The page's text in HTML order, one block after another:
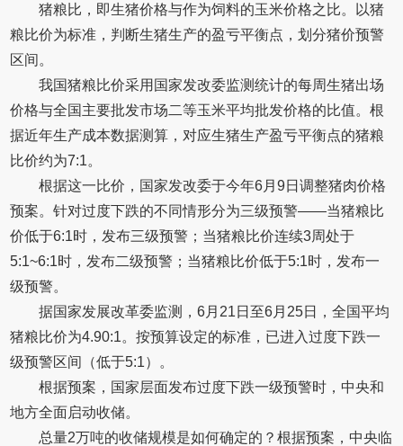
猪粮比，即生猪价格与作为饲料的玉米价格之比。以猪
粮比价为标准，判断生猪生产的盈亏平衡点，划分猪价预警
区间。
我国猪粮比价采用国家发改委监测统计的每周生猪出场
价格与全国主要批发市场二等玉米平均批发价格的比值。根
据近年生产成本数据测算，对应生猪生产盈亏平衡点的猪粮
比价约为7:1。
根据这一比价，国家发改委于今年6月9日调整猪肉价格
预案。针对过度下跌的不同情形分为三级预警——当猪粮比
价低于6:1时，发布三级预警；当猪粮比价连续3周处于
5:1~6:1时，发布二级预警；当猪粮比价低于5:1时，发布一
级预警。
据国家发展改革委监测，6月21日至6月25日，全国平均
猪粮比价为4.90:1。按预算设定的标准，已进入过度下跌一
级预警区间（低于5:1）。
根据预案，国家层面发布过度下跌一级预警时，中央和
地方全面启动收储。
总量2万吨的收储规模是如何确定的？根据预案，中央临